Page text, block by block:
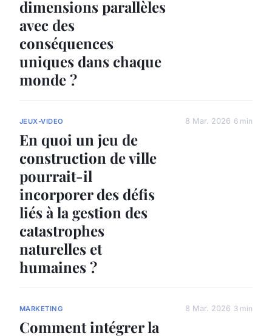
dimensions parallèles
avec des
conséquences
uniques dans chaque
monde ?
JEUX-VIDEO
En quoi un jeu de
construction de ville
pourrait-il
incorporer des défis
liés à la gestion des
catastrophes
naturelles et
humaines ?
8 Mar. 2026 6 min
MARKETING
Comment intégrer la
8 Mar. 2026 3 min